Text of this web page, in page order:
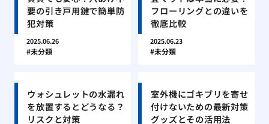
要の引き戸用鍵で簡単防
犯対策
2025.06.26
未分類
フローリングとの違いを
徹底比較
2025.06.23
未分類
ウォシュレットの水漏れ
を放置するとどうなる？
リスクと対策
室外機にゴキブリを寄せ
付けないための最新対策
グッズとその活用法